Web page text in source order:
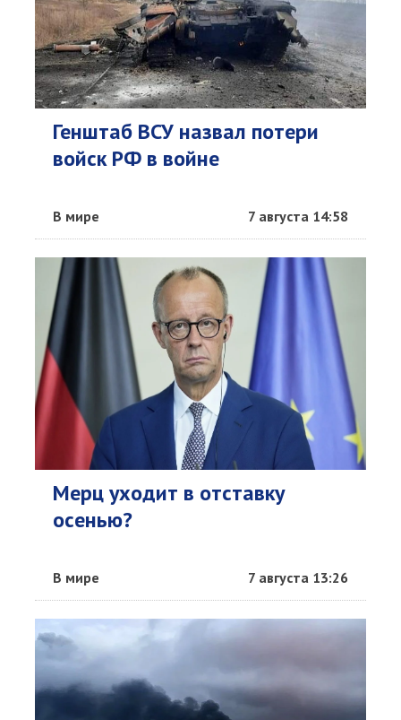
Генштаб ВСУ назвал потери
войск РФ в войне
В мире 7 августа 14:58
Мерц уходит в отставку
осенью?
В мире 7 августа 13:26